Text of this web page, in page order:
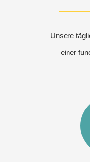
Unsere
einer